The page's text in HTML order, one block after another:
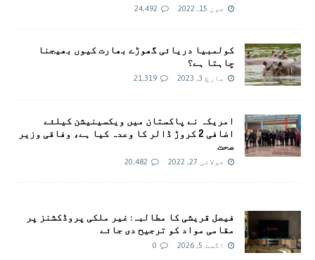
جون 15, 2022 24,492
کولمبیا دریائی گھوڑے بھارت کیوں بھیجنا
چاہتا ہے؟
مارچ 3, 2023 21,319
امريکہ نے پاکستان میں ویکسینیشن کیلئے
اضافی 2 کروڑ ڈالر کا وعدہ کیا ہے، وفاقی وزیر
صحت
جولائی 27, 2022 20,482
فیصل قریشی کا مطالبہ: غیر ملکی پروڈکشنز پر
مقامی مواد کو ترجیح دی جائے
اگست 5, 2026 0